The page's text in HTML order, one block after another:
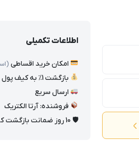
اطلاعات تکمیلی
امکان خرید اقساطی
بازگشت 1٪ به کیف پول
ارسال سریع
فروشنده: آرتا الکتریک
🛡 10 روز ضمانت بازگشت کالا